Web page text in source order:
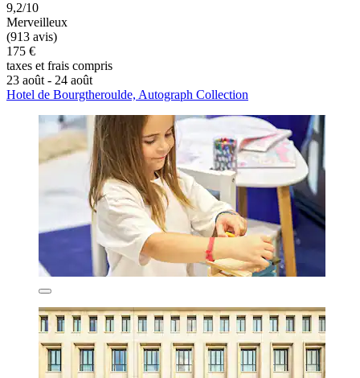
9,2/10
Merveilleux
(913 avis)
175 €
taxes et frais compris
23 août - 24 août
Hotel de Bourgtheroulde, Autograph Collection